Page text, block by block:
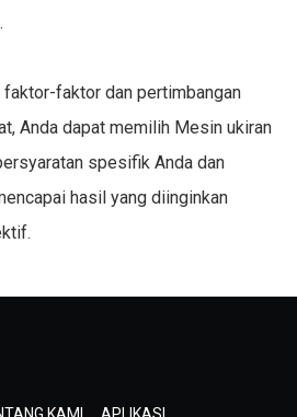
faktor-faktor dan pertimbangan
Anda dapat memilih Mesin ukiran
spesifik Anda dan
hasil yang diinginkan